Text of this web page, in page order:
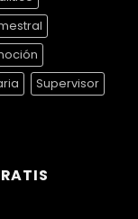
Supervisor